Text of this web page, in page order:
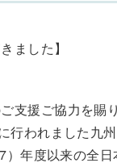
ました】
支援ご協力を賜
われました九
年度以来の全